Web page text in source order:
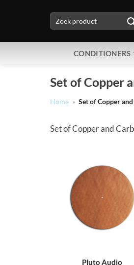
naar:
CONDITIONERS
Set of Copper
Home » Set of Copper
Set of Copper and
Pluto Audio